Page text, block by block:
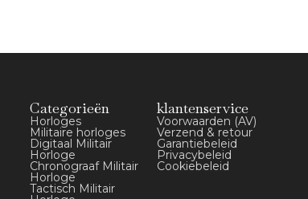
Categorieën
Horloges
Militaire horloges
Digitaal Militair
Horloge
Chronograaf Militair
Horloge
Tactisch Militair
klantenservice
Voorwaarden (AV)
Verzend & retour
Garantiebeleid
Privacybeleid
Cookiebeleid